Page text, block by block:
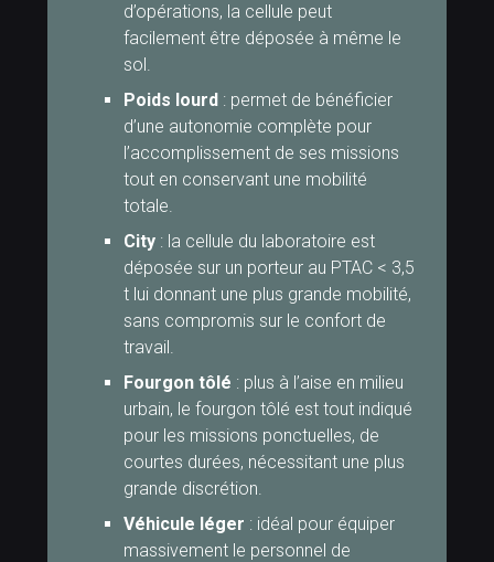
d’opérations, la cellule peut
facilement être déposée à même le
sol.
Poids lourd: permet de bénéficier
d’une autonomie complète pour
l’accomplissement de ses missions
tout en conservant une mobilité
totale.
City: la cellule du laboratoire est
déposée sur un porteur au PTAC < 3,5
t lui donnant une plus grande mobilité,
sans compromis sur le confort de
travail.
Fourgon tôlé : plus à l’aise en milieu
urbain, le fourgon tôlé est tout indiqué
pour les missions ponctuelles, de
courtes durées, nécessitant une plus
grande discrétion.
Véhicule léger : idéal pour équiper
massivement le personnel de